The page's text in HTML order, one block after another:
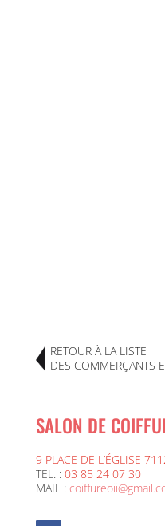
RETOUR À LA LISTE
DES COMMERÇANTS
SALON DE
9 PLACE DE L’ÉGLISE
TEL. : 03 85 24 07 30
MAIL :